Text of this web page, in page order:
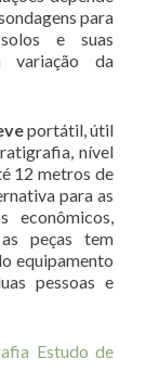
para
e suas
variação da
portátil, útil
nível
12 metros de
para as
econômicos,
peças tem
equipamento
pessoas e
Estudo de